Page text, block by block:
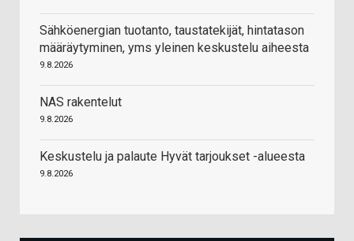
Sähköenergian tuotanto, taustatekijät, hintatason
määräytyminen, yms yleinen keskustelu aiheesta
9.8.2026
NAS rakentelut
9.8.2026
Keskustelu ja palaute Hyvät tarjoukset -alueesta
9.8.2026